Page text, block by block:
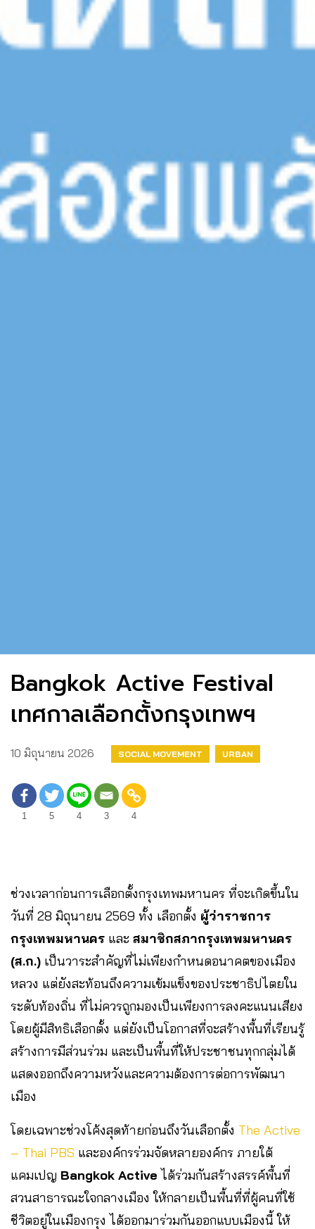
Bangkok Active Festival
เทศกาลเลือกตั้งกรุงเทพฯ
10 มิถุนายน 2026 SOCIAL MOVEMENT URBAN
1 5 4 3 4
ช่วงเวลาก่อนการเลือกตั้งกรุงเทพมหานคร ที่จะเกิดขึ้นใน
วันที่ 28 มิถุนายน 2569 ทั้ง เลือกตั้ง ผู้ว่าราชการ
กรุงเทพมหานคร และ สมาชิกสภากรุงเทพมหานคร
(ส.ก.) เป็นวาระสำคัญที่ไม่เพียงกำหนดอนาคตของเมือง
หลวง แต่ยังสะท้อนถึงความเข้มแข็งของประชาธิปไตยใน
ระดับท้องถิ่น ที่ไม่ควรถูกมองเป็นเพียงการลงคะแนนเสียง
โดยผู้มีสิทธิเลือกตั้ง แต่ยังเป็นโอกาสที่จะสร้างพื้นที่เรียนรู้
สร้างการมีส่วนร่วม และเป็นพื้นที่ให้ประชาชนทุกกลุ่มได้
แสดงออกถึงความหวังและความต้องการต่อการพัฒนา
เมือง
โดยเฉพาะช่วงโค้งสุดท้ายก่อนถึงวันเลือกตั้ง The Active
– Thai PBS และองค์กรร่วมจัดหลายองค์กร ภายใต้
แคมเปญ Bangkok Active ได้ร่วมกันสร้างสรรค์พื้นที่
สวนสาธารณะใจกลางเมือง ให้กลายเป็นพื้นที่ที่ผู้คนที่ใช้
ชีวิตอยู่ในเมืองกรุง ได้ออกมาร่วมกันออกแบบเมืองนี้ ให้